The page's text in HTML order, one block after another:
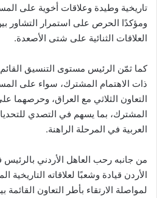
تاريخية وطيدة وعلاقات أخوية على
ومؤكدًا الحرص على استمرار التشاور
العلاقات الثنائية على شتى الأصعدة.
كما ثمّن الرئيس مستوى التنسيق القائم
ذات الاهتمام المشترك، سواء على
التعاون الثلاثي مع العراق، وحرصهما
المشترك، بما يسهم في التصدي
العربية في المرحلة الراهنة.
من جانبه رحب العاهل الأردني
الأردن قيادة وشعبًا لعلاقاته التاريخية
لمواصلة الارتقاء بأطر التعاون